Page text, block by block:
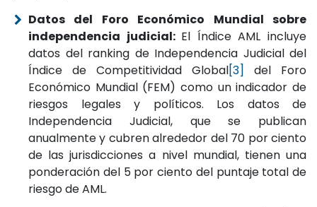
Datos del Foro Económico Mundial sobre
independencia judicial: El Índice AML incluye
datos del ranking de Independencia Judicial del
Índice de Competitividad Global[3]
del Foro
Económico Mundial (FEM) como un indicador de
riesgos legales y políticos. Los datos de
Independencia Judicial, que se publican
anualmente y cubren alrededor del 70 por ciento
de las jurisdicciones a nivel mundial, tienen una
ponderación del 5 por ciento del puntaje total de
riesgo de AML.